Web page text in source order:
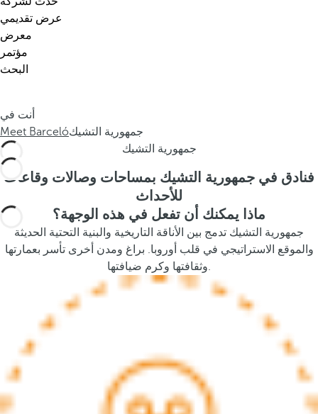
ن
…
y
o
p
e
t
h
e
p
o
p
a
s
f
o
عرض تقديمي
معرض
مؤتمر
البحث
أنت في
Meet Barcelóجمهورية التشيك
جمهورية التشيك
فنادق في جمهورية التشيك بمساحات وصالات وقاعات
للأحداث
ماذا يمكنك أن تفعل في هذه الوجهة؟
جمهورية التشيك تدمج بين الأناقة التاريخية والبنية التحتية الحديثة
والموقع الاستراتيجي في قلب أوروبا. براغ ومدن أخرى تأسر بعمارتها
وثقافتها وكرم ضيافتها.